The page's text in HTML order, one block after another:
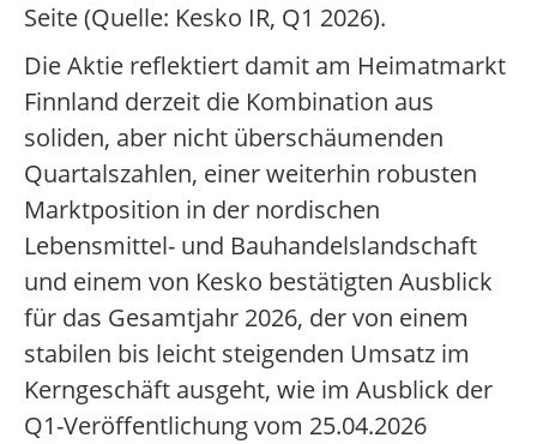
Seite (Quelle: Kesko IR, Q1 2026).
Die Aktie reflektiert damit am Heimatmarkt
Finnland derzeit die Kombination aus
soliden, aber nicht überschäumenden
Quartalszahlen, einer weiterhin robusten
Marktposition in der nordischen
Lebensmittel- und Bauhandelslandschaft
und einem von Kesko bestätigten Ausblick
für das Gesamtjahr 2026, der von einem
stabilen bis leicht steigenden Umsatz im
Kerngeschäft ausgeht, wie im Ausblick der
Q1-Veröffentlichung vom 25.04.2026